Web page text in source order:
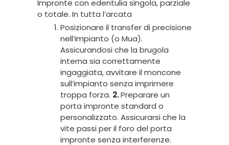
Impronte con edentulia singola, parziale
o totale. In tutta l’arcata
Posizionare il transfer di precisione
nell’impianto (o Mua).
Assicurandosi che la brugola
interna sia correttamente
ingaggiata, avvitare il moncone
sull’impianto senza imprimere
troppa forza. 2.Preparare un
porta impronte standard o
personalizzato. Assicurarsi che la
vite passi per il foro del porta
impronte senza interferenze.